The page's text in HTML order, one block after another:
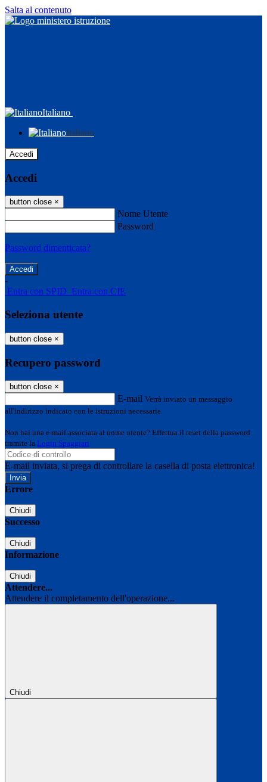
Salta al contenuto
Italiano
Italiano
Accedi
Accedi
button close ×
Nome Utente
Password
Password dimenticata?
-
Entra con SPID Entra con CIE
Seleziona utente
button close ×
Recupero password
button close ×
E-mail Verrà inviato un messaggio
all'indirizzo indicato con le istruzioni necessarie.
Non hai una e-mail associata al nome utente? Effettua il reset della password
tramite la Login Spaggiari
E-mail inviata, si prega di controllare la casella di posta elettronica!
Errore
Chiudi
Successo
Chiudi
Informazione
Chiudi
Attendere...
Attendere il completamento dell'operazione...
Chiudi